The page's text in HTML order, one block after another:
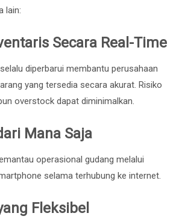
lain:
Secara Real-Time
diperbarui membantu perusahaan
yang tersedia secara akurat. Risiko
overstock dapat diminimalkan.
Mana Saja
operasional gudang melalui
selama terhubung ke internet.
Fleksibel